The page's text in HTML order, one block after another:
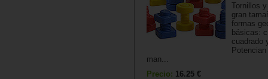
Tornillos
gran
formas
básicas:
cuadrado
man...
Precio: 16.25 €